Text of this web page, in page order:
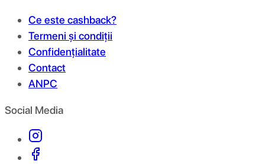
Ce este cashback?
Termeni și condiții
Confidențialitate
Contact
ANPC
Social Media